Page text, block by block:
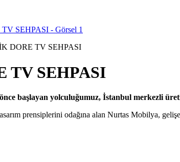
DORE TV SEHPASI
TV SEHPASI
başlayan yolculuğumuz, İstanbul merkezli
prensiplerini odağına alan Nurtas Mobilya,